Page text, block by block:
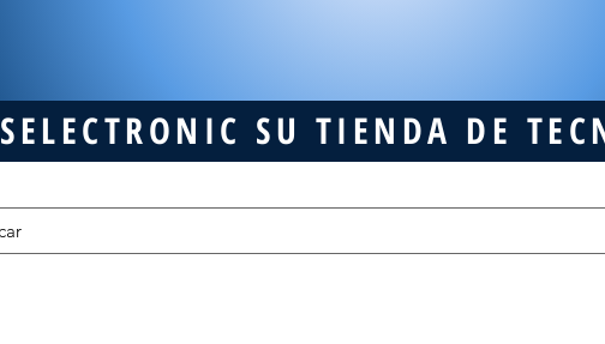
SELECTRONIC SU TIENDA DE